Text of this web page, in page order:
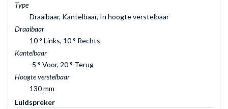
Type
Draaibaar, Kantelbaar, In hoogte verstelbaar
Draaibaar
10 ° Links, 10 ° Rechts
Kantelbaar
-5 ° Voor, 20 ° Terug
Hoogte verstelbaar
130 mm
Luidspreker